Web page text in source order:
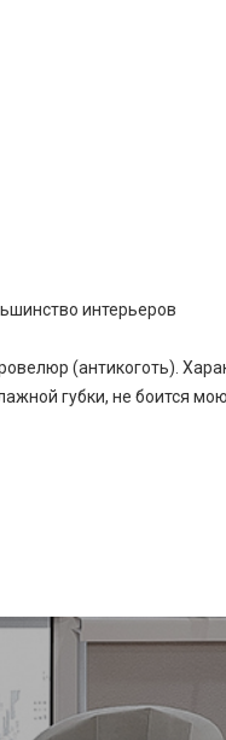
интерьеров
(антикоготь).
губки, не боится